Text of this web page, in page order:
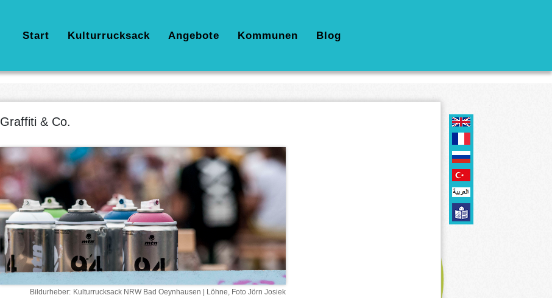
Hauptnavigation
Start Kulturrucksack Angebote Kommunen Blog
Graffiti & Co.
Bildurheber Kulturrucksack NRW Bad Oeynhausen | Löhne, Foto Jörn Josiek